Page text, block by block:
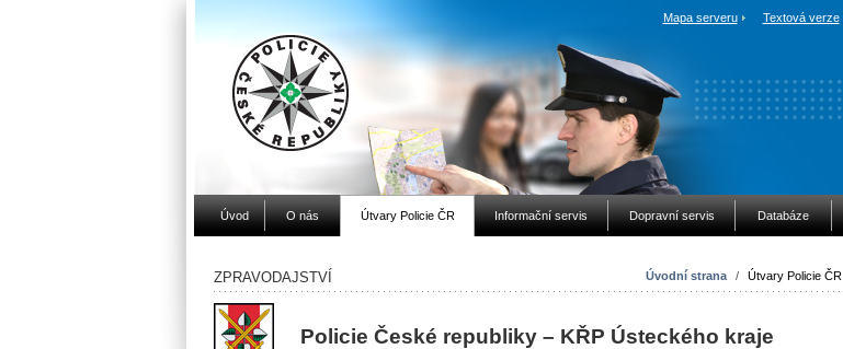
Mapa serveru Textová verze
Úvod O nás Útvary Policie ČR Informační servis Dopravní servis Databáze
Úvodní strana / Útvary Policie ČR
ZPRAVODAJSTVÍ
Policie České republiky – KŘP Ústeckého kraje